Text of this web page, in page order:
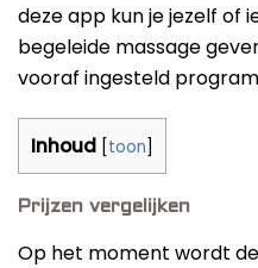
deze app kun je jezelf of
begeleide massage
vooraf ingesteld
Inhoud [toon]
Prijzen vergelijken
Op het moment wordt